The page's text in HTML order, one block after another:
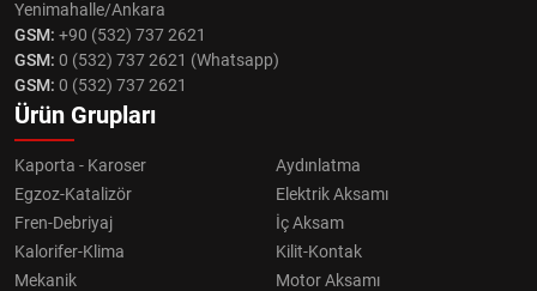
Yenimahalle/Ankara
GSM: +90 (532) 737 2621
GSM: 0 (532) 737 2621 (Whatsapp)
GSM: 0 (532) 737 2621
Ürün Grupları
Kaporta - Karoser
Aydınlatma
Egzoz-Katalizör
Elektrik Aksamı
Fren-Debriyaj
İç Aksam
Kalorifer-Klima
Kilit-Kontak
Mekanik
Motor Aksamı